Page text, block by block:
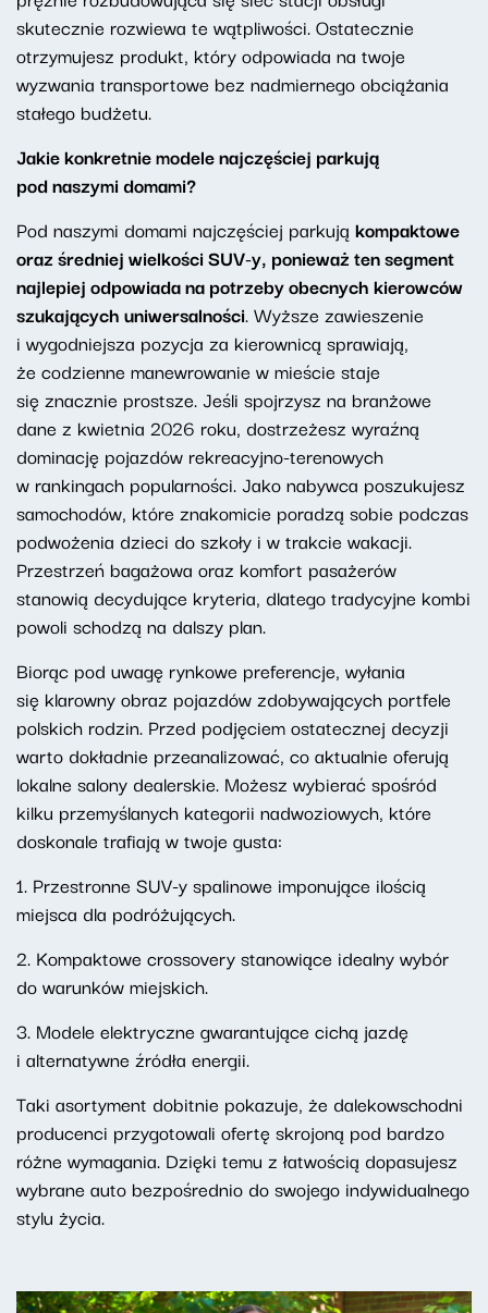
skutecznie rozwiewa te wątpliwości. Ostatecznie
otrzymujesz produkt, który odpowiada na twoje
wyzwania transportowe bez nadmiernego obciążania
stałego budżetu.
Jakie konkretnie modele najczęściej parkują
pod naszymi domami?
Pod naszymi domami najczęściej parkują kompaktowe
oraz średniej wielkości SUV-y, ponieważ ten segment
najlepiej odpowiada na potrzeby obecnych kierowców
szukających uniwersalności. Wyższe zawieszenie
i wygodniejsza pozycja za kierownicą sprawiają,
że codzienne manewrowanie w mieście staje
się znacznie prostsze. Jeśli spojrzysz na branżowe
dane z kwietnia 2026 roku, dostrzeżesz wyraźną
dominację pojazdów rekreacyjno-terenowych
w rankingach popularności. Jako nabywca poszukujesz
samochodów, które znakomicie poradzą sobie podczas
podwożenia dzieci do szkoły i w trakcie wakacji.
Przestrzeń bagażowa oraz komfort pasażerów
stanowią decydujące kryteria, dlatego tradycyjne kombi
powoli schodzą na dalszy plan.
Biorąc pod uwagę rynkowe preferencje, wyłania
się klarowny obraz pojazdów zdobywających portfele
polskich rodzin. Przed podjęciem ostatecznej decyzji
warto dokładnie przeanalizować, co aktualnie oferują
lokalne salony dealerskie. Możesz wybierać spośród
kilku przemyślanych kategorii nadwoziowych, które
doskonale trafiają w twoje gusta:
1. Przestronne SUV-y spalinowe imponujące ilością
miejsca dla podróżujących.
2. Kompaktowe crossovery stanowiące idealny wybór
do warunków miejskich.
3. Modele elektryczne gwarantujące cichą jazdę
i alternatywne źródła energii.
Taki asortyment dobitnie pokazuje, że dalekowschodni
producenci przygotowali ofertę skrojoną pod bardzo
różne wymagania. Dzięki temu z łatwością dopasujesz
wybrane auto bezpośrednio do swojego indywidualnego
stylu życia.